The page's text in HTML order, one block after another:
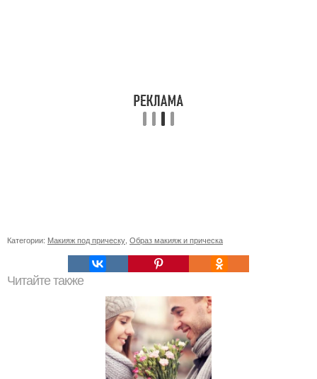
Категории: Макияж под прическу Образ макияж и прическа
Читайте также